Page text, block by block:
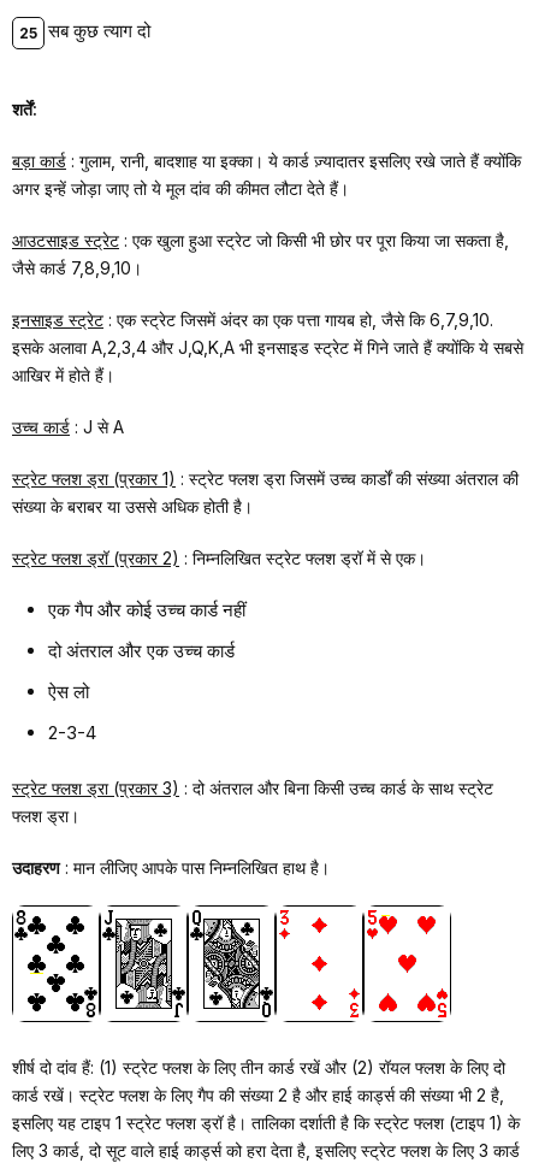
सब कुछ त्याग दो
शर्तें:
बड़ा कार्ड : गुलाम, रानी, बादशाह या इक्का। ये कार्ड ज़्यादातर इसलिए रखे जाते हैं क्योंकि
अगर इन्हें जोड़ा जाए तो ये मूल दांव की कीमत लौटा देते हैं।
आउटसाइड स्ट्रेट : एक खुला हुआ स्ट्रेट जो किसी भी छोर पर पूरा किया जा सकता है,
जैसे कार्ड 7,8,9,10।
इनसाइड स्ट्रेट : एक स्ट्रेट जिसमें अंदर का एक पत्ता गायब हो, जैसे कि 6,7,9,10.
इसके अलावा A,2,3,4 और J,Q,K,A भी इनसाइड स्ट्रेट में गिने जाते हैं क्योंकि ये सबसे
आखिर में होते हैं।
उच्च कार्ड : J से A
स्ट्रेट फ्लश ड्रा (प्रकार 1) : स्ट्रेट फ्लश ड्रा जिसमें उच्च कार्डों की संख्या अंतराल की
संख्या के बराबर या उससे अधिक होती है।
स्ट्रेट फ्लश ड्रॉ (प्रकार 2) : निम्नलिखित स्ट्रेट फ्लश ड्रॉ में से एक।
एक गैप और कोई उच्च कार्ड नहीं
दो अंतराल और एक उच्च कार्ड
ऐस लो
2-3-4
स्ट्रेट फ्लश ड्रा (प्रकार 3) : दो अंतराल और बिना किसी उच्च कार्ड के साथ स्ट्रेट
फ्लश ड्रा।
उदाहरण: मान लीजिए आपके पास निम्नलिखित हाथ है।
शीर्ष दो दांव हैं: (1) स्ट्रेट फ्लश के लिए तीन कार्ड रखें और (2) रॉयल फ्लश के लिए दो
कार्ड रखें। स्ट्रेट फ्लश के लिए गैप की संख्या 2 है और हाई कार्ड्स की संख्या भी 2 है,
इसलिए यह टाइप 1 स्ट्रेट फ्लश ड्रॉ है। तालिका दर्शाती है कि स्ट्रेट फ्लश (टाइप 1) के
लिए 3 कार्ड, दो सूट वाले हाई कार्ड्स को हरा देता है, इसलिए स्ट्रेट फ्लश के लिए 3 कार्ड